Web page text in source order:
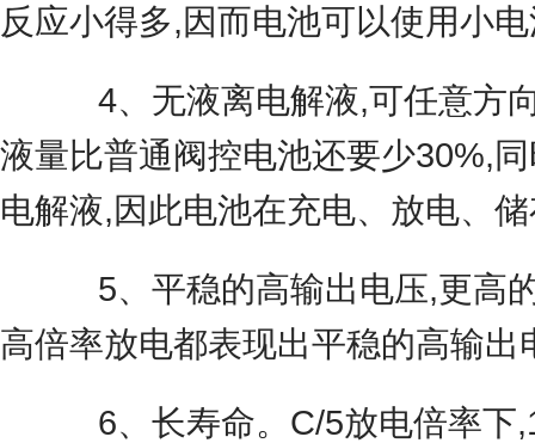
反应小得多,因而电池可以使用小
4、无液离电解液,可任意方向
液量比普通阀控电池还要少30%,
电解液,因此电池在充电、放电、
5、平稳的高输出电压,更高的
高倍率放电都表现出平稳的高输出
6、长寿命。C/5放电倍率下